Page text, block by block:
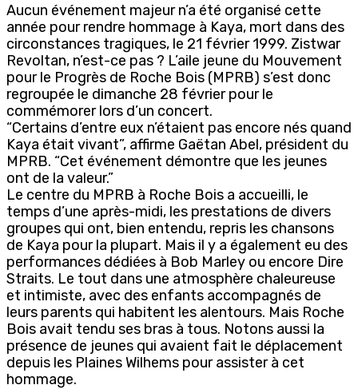
Aucun événement majeur n’a été organisé cette
année pour rendre hommage à Kaya, mort dans des
circonstances tragiques, le 21 février 1999. Zistwar
Revoltan, n’est-ce pas ? L’aile jeune du Mouvement
pour le Progrès de Roche Bois (MPRB) s’est donc
regroupée le dimanche 28 février pour le
commémorer lors d’un concert.
“Certains d’entre eux n’étaient pas encore nés quand
Kaya était vivant”, affirme Gaëtan Abel, président du
MPRB. “Cet événement démontre que les jeunes
ont de la valeur.”
Le centre du MPRB à Roche Bois a accueilli, le
temps d’une après-midi, les prestations de divers
groupes qui ont, bien entendu, repris les chansons
de Kaya pour la plupart. Mais il y a également eu des
performances dédiées à Bob Marley ou encore Dire
Straits. Le tout dans une atmosphère chaleureuse
et intimiste, avec des enfants accompagnés de
leurs parents qui habitent les alentours. Mais Roche
Bois avait tendu ses bras à tous. Notons aussi la
présence de jeunes qui avaient fait le déplacement
depuis les Plaines Wilhems pour assister à cet
hommage.